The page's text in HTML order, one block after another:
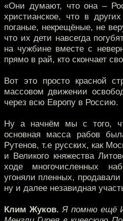
«Они думают, что она –
христианское, что в
поганые, некрещёные, не
что их дети навсегда
на чужбине вместе с
прямо в рай, кто скончает
Вот это просто красной
массовом движении
через всю Европу в Россию.
Ну а начнём мы с того,
основная масса рабов
Рутенов, т.е русских, как
и Великого княжества
ходе многочисленных
угоняли пленных,
ну и далее незавидная
Клим Жуков. Я помню ещё